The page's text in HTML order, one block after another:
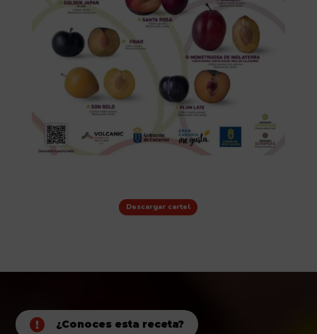
Descargar cartel
 ¿Conoces esta receta?